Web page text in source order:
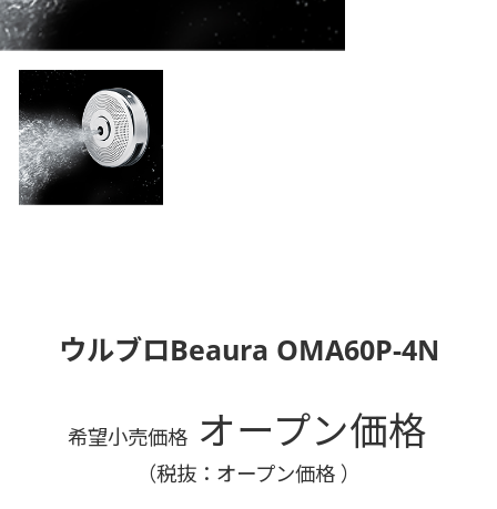
ウルブロBeaura OMA60P-4N
希望小売価格 オープン価格
（税抜：オープン価格 ）